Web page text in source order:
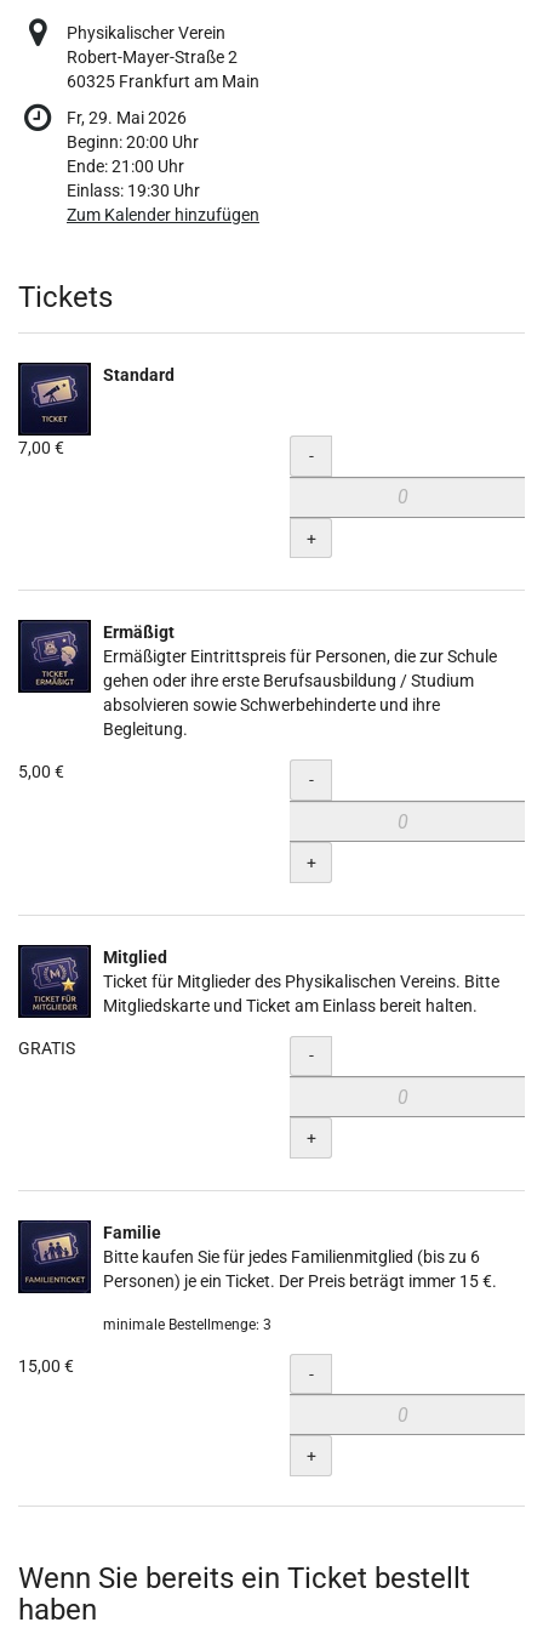
Physikalischer Verein
Robert-Mayer-Straße 2
60325 Frankfurt am Main
Fr, 29. Mai 2026
Beginn:20:00 Uhr
Ende:21:00 Uhr
Einlass: 19:30 Uhr
Zum Kalender hinzufügen
Produkte
Tickets
Standard
7,00 € Menge
-
+
Ermäßigt
Ermäßigter Eintrittspreis für Personen, die zur Schule
gehen oder ihre erste Berufsausbildung / Studium
absolvieren sowie Schwerbehinderte und ihre
Begleitung.
5,00 € Menge
-
+
Mitglied
Ticket für Mitglieder des Physikalischen Vereins. Bitte
Mitgliedskarte und Ticket am Einlass bereit halten.
GRATIS Menge
-
+
Familie
Bitte kaufen Sie für jedes Familienmitglied (bis zu 6
Personen) je ein Ticket. Der Preis beträgt immer 15 €.
minimale Bestellmenge: 3
15,00 € Menge
-
+
Wenn Sie bereits ein Ticket bestellt
haben